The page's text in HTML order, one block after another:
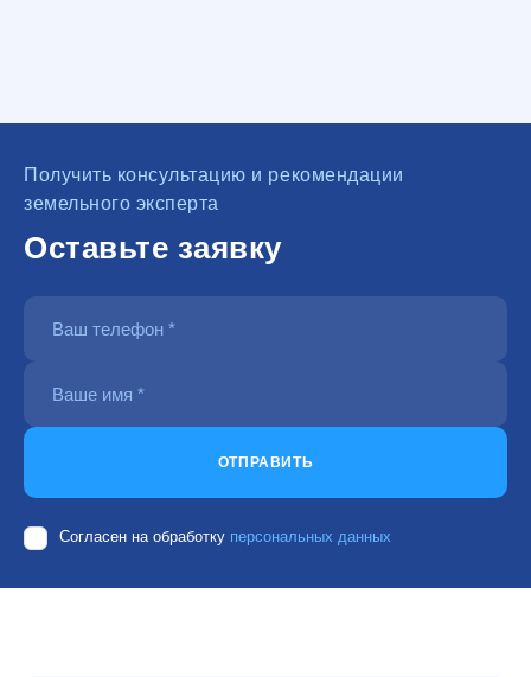
Получить консультацию и рекомендации
земельного эксперта
Оставьте заявку
ОТПРАВИТЬ
Согласен на обработку персональных данных